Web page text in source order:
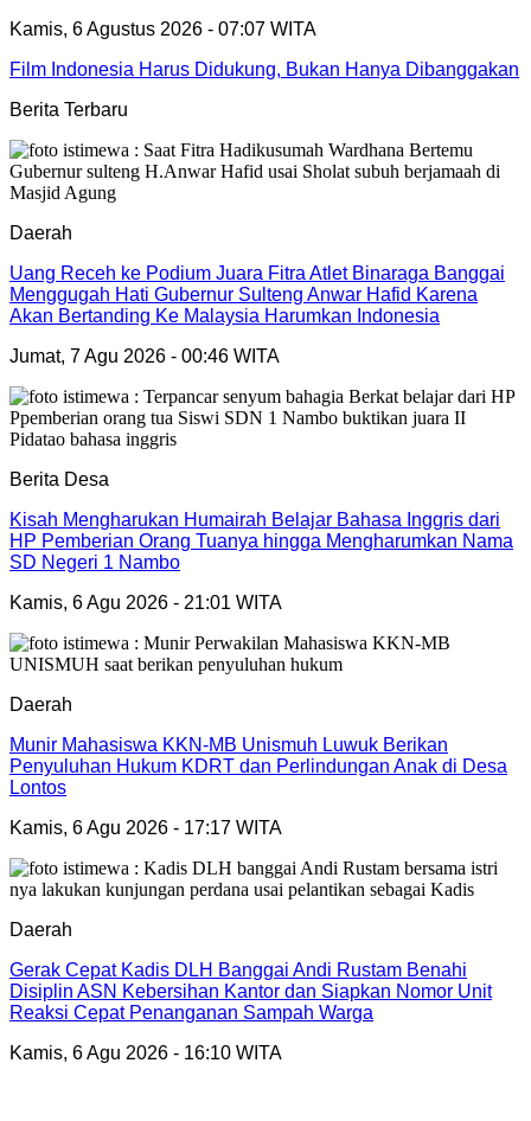
Kamis, 6 Agustus 2026 - 07:07 WITA
Film Indonesia Harus Didukung, Bukan Hanya Dibanggakan
Berita Terbaru
Daerah
Uang Receh ke Podium Juara Fitra Atlet Binaraga Banggai
Menggugah Hati Gubernur Sulteng Anwar Hafid Karena
Akan Bertanding Ke Malaysia Harumkan Indonesia
Jumat, 7 Agu 2026 - 00:46 WITA
Berita Desa
Kisah Mengharukan Humairah Belajar Bahasa Inggris dari
HP Pemberian Orang Tuanya hingga Mengharumkan Nama
SD Negeri 1 Nambo
Kamis, 6 Agu 2026 - 21:01 WITA
Daerah
Munir Mahasiswa KKN-MB Unismuh Luwuk Berikan
Penyuluhan Hukum KDRT dan Perlindungan Anak di Desa
Lontos
Kamis, 6 Agu 2026 - 17:17 WITA
Daerah
Gerak Cepat Kadis DLH Banggai Andi Rustam Benahi
Disiplin ASN Kebersihan Kantor dan Siapkan Nomor Unit
Reaksi Cepat Penanganan Sampah Warga
Kamis, 6 Agu 2026 - 16:10 WITA